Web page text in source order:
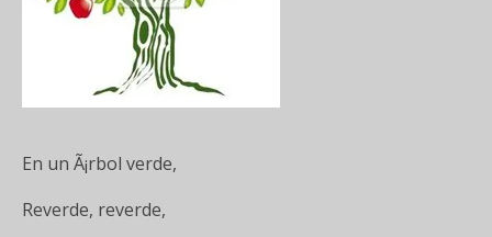
En un Ã¡rbol verde,
Reverde, reverde,